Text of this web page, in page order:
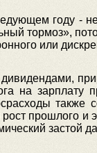
году -
тормоз»,
или
на зарплату
прошлого и
застой